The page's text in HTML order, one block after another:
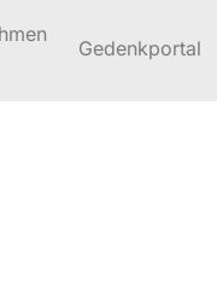
Gedenkportal